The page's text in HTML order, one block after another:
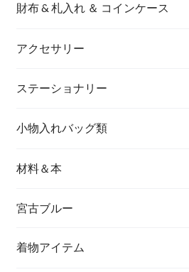
財布 & 札入れ ＆ コインケース
長財布
アクセサリー
イヤリング＆ピアス
バングル＆ブレスレット
ペンダント
ブローチ
ステーショナリー
名刺入れ
メッセージカード
小物入れバッグ類
バッグ
材料＆本
宮古ブルー
着物アイテム